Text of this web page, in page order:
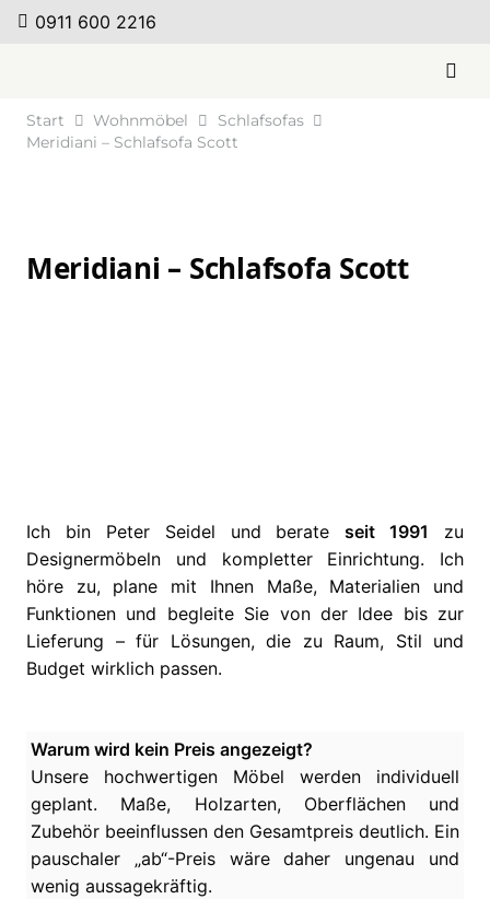
0911 600 2216
Start Wohnmöbel
Schlafsofas
Meridiani – Schlafsofa Scott
Meridiani – Schlafsofa Scott
Ich bin Peter Seidel und berateseit 1991
zu
Designermöbeln und kompletter Einrichtung. Ich
höre zu, plane mit Ihnen Maße, Materialien und
Funktionen und begleite Sie von der Idee bis zur
Lieferung – für Lösungen, die zu Raum, Stil und
Budget wirklich passen.
Warum wird kein Preis angezeigt?
Unsere hochwertigen Möbel werden individuell
geplant. Maße, Holzarten, Oberflächen und
Zubehör beeinflussen den Gesamtpreis deutlich. Ein
pauschaler „ab“-Preis wäre daher ungenau und
wenig aussagekräftig.